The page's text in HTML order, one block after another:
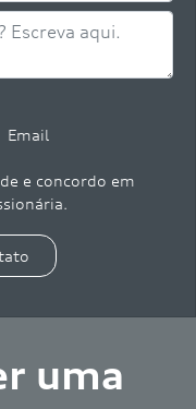
Email
e concordo em
uma